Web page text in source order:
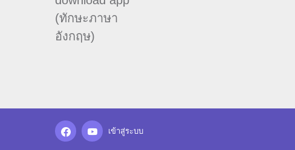
(ทักษะภาษา
อังกฤษ)
เข้าสู่ระบบ